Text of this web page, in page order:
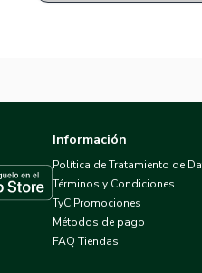
TUL en App Store
Información
Política de Tratamiento de
Términos y Condiciones
TyC Promociones
Métodos de pago
FAQ Tiendas